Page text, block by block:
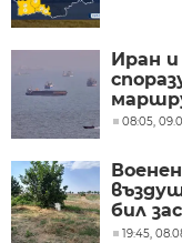
Иран
08:05,
бил
19:45,